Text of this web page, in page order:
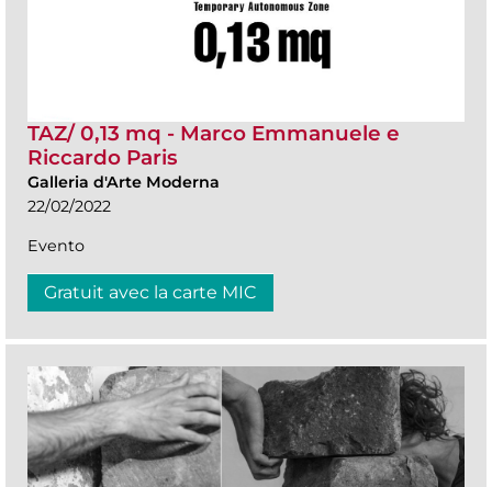
TAZ/ 0,13 mq - Marco Emmanuele e
Riccardo Paris
Galleria d'Arte Moderna
22/02/2022
Evento
Gratuit avec la carte MIC